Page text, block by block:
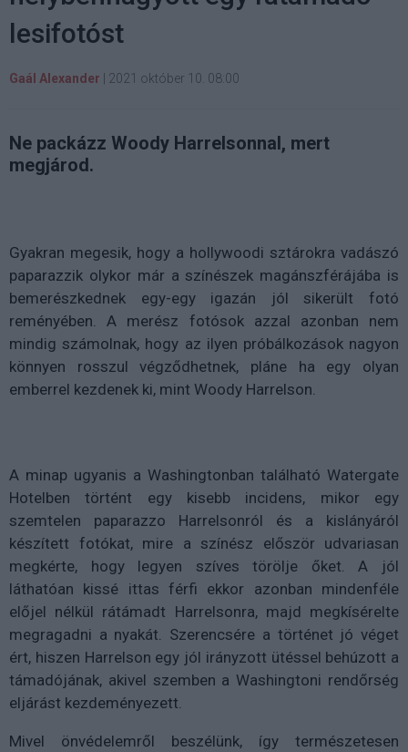
lesifotóst
Gaál Alexander 2021 október 10. 08:00
Ne packázz Woody Harrelsonnal, mert
megjárod.
Gyakran megesik, hogy a hollywoodi sztárokra vadászó
paparazzik olykor már a színészek magánszférájába is
bemerészkednek egy-egy igazán jól sikerült fotó
reményében. A merész fotósok azzal azonban nem
mindig számolnak, hogy az ilyen próbálkozások nagyon
könnyen rosszul végződhetnek, pláne ha egy olyan
emberrel kezdenek ki, mint Woody Harrelson.
A minap ugyanis a Washingtonban található Watergate
Hotelben történt egy kisebb incidens, mikor egy
szemtelen paparazzo Harrelsonról és a kislányáról
készített fotókat, mire a színész először udvariasan
megkérte, hogy legyen szíves törölje őket. A jól
láthatóan kissé ittas férfi ekkor azonban mindenféle
előjel nélkül rátámadt Harrelsonra, majd megkísérelte
megragadni a nyakát. Szerencsére a történet jó véget
ért, hiszen Harrelson egy jól irányzott ütéssel behúzott a
támadójának, akivel szemben a Washingtoni rendőrség
eljárást kezdeményezett.
Mivel önvédelemről beszélünk, így természetesen